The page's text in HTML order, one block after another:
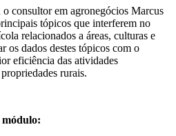
o consultor em agronegócios Marcus
tópicos que interferem no
relacionados a áreas, culturas e
os dados destes tópicos com o
eficiência das atividades
rurais.